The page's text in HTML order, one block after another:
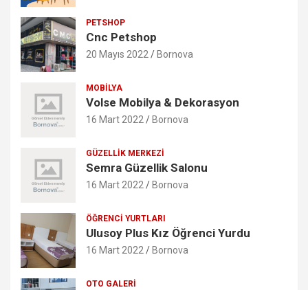
PETSHOP
Cnc Petshop
20 Mayıs 2022 Bornova
MOBILYA
Volse Mobilya & Dekorasyon
16 Mart 2022 Bornova
GÜZELLIK MERKEZI
Semra Güzellik Salonu
16 Mart 2022 Bornova
ÖĞRENCI YURTLARI
Ulusoy Plus Kız Öğrenci Yurdu
16 Mart 2022 Bornova
OTO GALERI